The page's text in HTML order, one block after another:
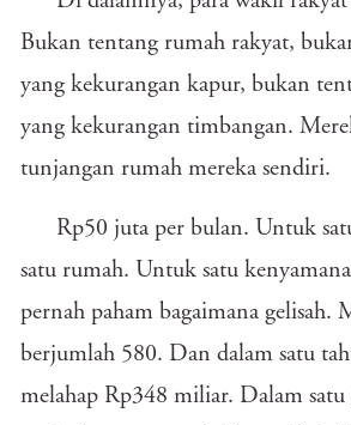
Bukan tentang rumah rakyat,
yang kekurangan kapur, bukan
yang kekurangan timbangan.
tunjangan rumah mereka sendiri.
Rp50 juta per bulan. Untuk
satu rumah. Untuk satu
pernah paham bagaimana gelisah.
berjumlah 580. Dan dalam satu
melahap Rp348 miliar. Dalam satu